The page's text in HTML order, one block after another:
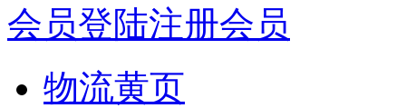
会员登陆注册会员
物流黄页